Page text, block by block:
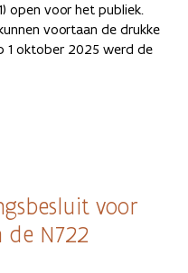
open voor het publiek.
voortaan de drukke
1 oktober 2025 werd de
voor
N722